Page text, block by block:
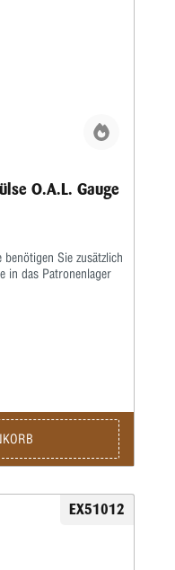
O.A.L. Gauge
Sie zusätzlich
in das Patronenlager
EX51012